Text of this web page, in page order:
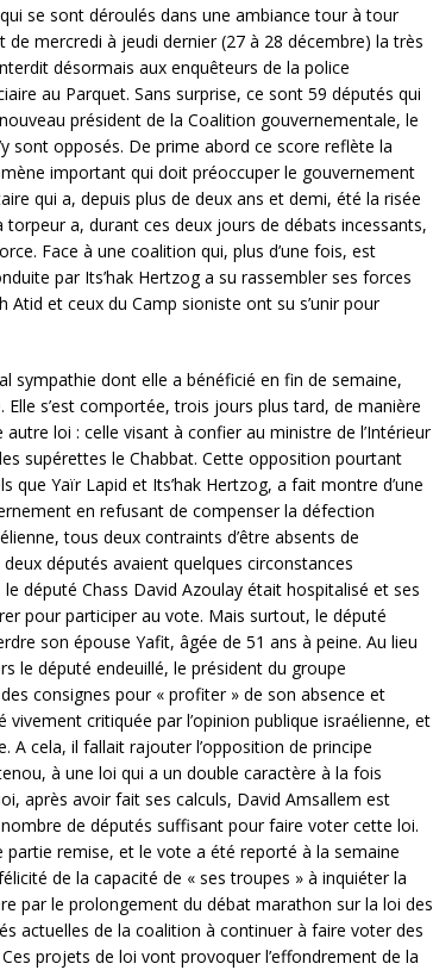
se sont déroulés dans une ambiance tour à tour
mercredi à jeudi dernier (27 à 28 décembre) la très
désormais aux enquêteurs de la police
au Parquet. Sans surprise, ce sont 59 députés qui
président de la Coalition gouvernementale, le
sont opposés. De prime abord ce score reflète la
important qui doit préoccuper le gouvernement
qui a, depuis plus de deux ans et demi, été la risée
a, durant ces deux jours de débats incessants,
Face à une coalition qui, plus d’une fois, est
par Its’hak Hertzog a su rassembler ses forces
et ceux du Camp sioniste ont su s’unir pour
sympathie dont elle a bénéficié en fin de semaine,
s’est comportée, trois jours plus tard, de manière
loi : celle visant à confier au ministre de l’Intérieur
supérettes le Chabbat. Cette opposition pourtant
Yaïr Lapid et Its’hak Hertzog, a fait montre d’une
en refusant de compenser la défection
tous deux contraints d’être absents de
députés avaient quelques circonstances
député Chass David Azoulay était hospitalisé et ses
pour participer au vote. Mais surtout, le député
son épouse Yafit, âgée de 51 ans à peine. Au lieu
le député endeuillé, le président du groupe
consignes pour « profiter » de son absence et
critiquée par l’opinion publique israélienne, et
A cela, il fallait rajouter l’opposition de principe
à une loi qui a un double caractère à la fois
après avoir fait ses calculs, David Amsallem est
de députés suffisant pour faire voter cette loi.
partie remise, et le vote a été reporté à la semaine
de la capacité de « ses troupes » à inquiéter la
par le prolongement du débat marathon sur la loi des
actuelles de la coalition à continuer à faire voter des
projets de loi vont provoquer l’effondrement de la